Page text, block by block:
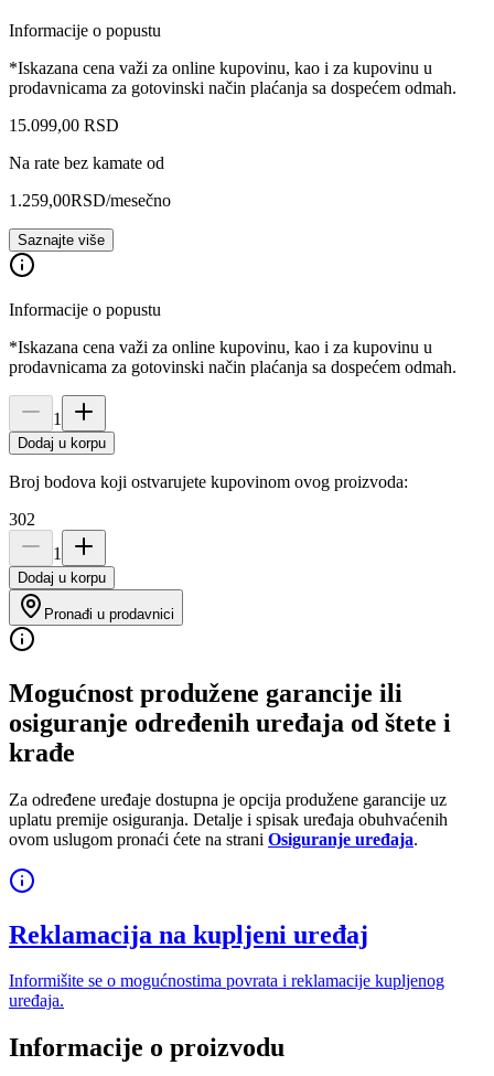
Informacije o popustu
*Iskazana cena važi za online kupovinu, kao i za kupovinu u
prodavnicama za gotovinski način plaćanja sa dospećem odmah.
15.099,00 RSD
Na rate bez kamate od
1.259,00RSD/mesečno
Saznajte više
Informacije o popustu
*Iskazana cena važi za online kupovinu, kao i za kupovinu u
prodavnicama za gotovinski način plaćanja sa dospećem odmah.
1
Dodaj u korpu
Broj bodova koji ostvarujete kupovinom ovog proizvoda:
302
1
Dodaj u korpu
Pronađi u prodavnici
Mogućnost produžene garancije ili
osiguranje određenih uređaja od štete i
krađe
Za određene uređaje dostupna je opcija produžene garancije uz
uplatu premije osiguranja. Detalje i spisak uređaja obuhvaćenih
ovom uslugom pronaći ćete na strani Osiguranje uređaja.
Reklamacija na kupljeni uređaj
Informišite se o mogućnostima povrata i reklamacije kupljenog
uređaja.
Informacije o proizvodu